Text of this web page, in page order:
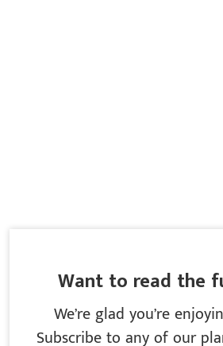
Want to read the
We’re glad you’re
Subscribe to any of our